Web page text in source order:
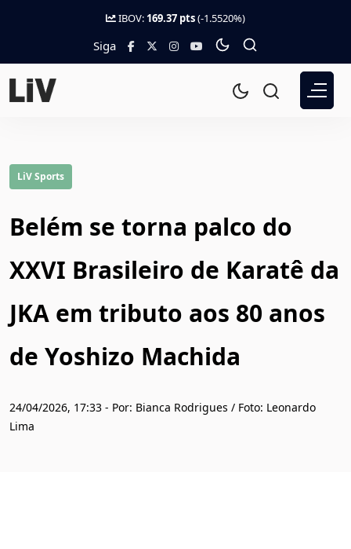
IBOV: 169.37 pts(-1.5520%)
Siga
LiV Sports
Belém se torna palco do
XXVI Brasileiro de Karatê da
JKA em tributo aos 80 anos
de Yoshizo Machida
24/04/2026, 17:33 - Por: Bianca Rodrigues / Foto: Leonardo
Lima